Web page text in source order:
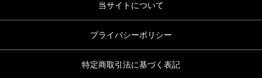
当サイトについて
プライバシーポリシー
特定商取引法に基づく表記